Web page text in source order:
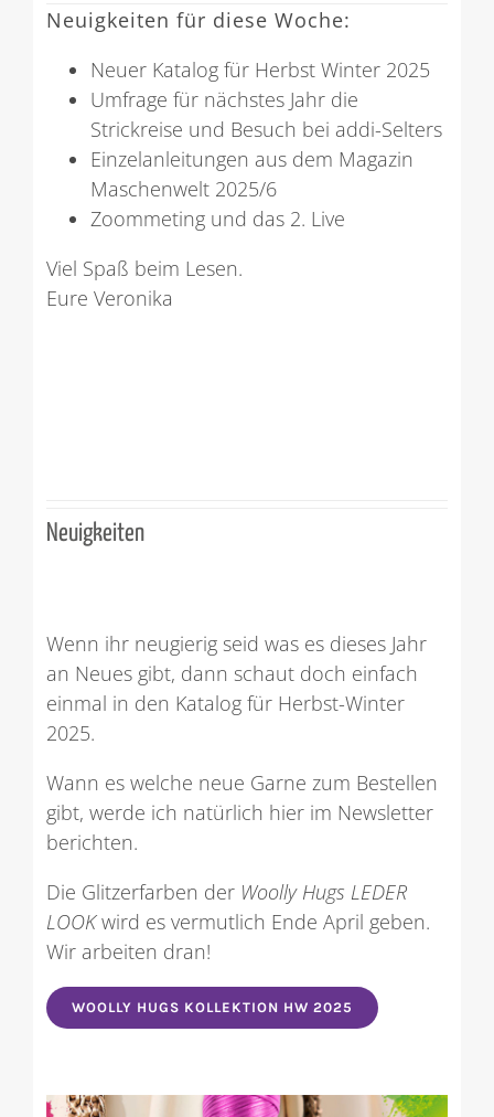
Neuigkeiten für diese Woche:
Neuer Katalog für Herbst Winter 2025
Umfrage für nächstes Jahr die
Strickreise und Besuch bei addi-Selters
Einzelanleitungen aus dem Magazin
Maschenwelt 2025/6
Zoommeting und das 2. Live
Viel Spaß beim Lesen.
Eure Veronika
Neuigkeiten
Wenn ihr neugierig seid was es dieses Jahr
an Neues gibt, dann schaut doch einfach
einmal in den Katalog für Herbst-Winter
2025.
Wann es welche neue Garne zum Bestellen
gibt, werde ich natürlich hier im Newsletter
berichten.
Die Glitzerfarben der Woolly Hugs LEDER
LOOKwird es vermutlich Ende April geben.
Wir arbeiten dran!
WOOLLY HUGS KOLLEKTION HW 2025